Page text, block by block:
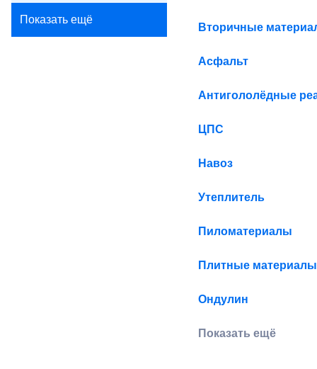
Показать ещё
Вторичные
Асфальт
Антигололёдные
ЦПС
Навоз
Утеплитель
Пиломатериалы
Плитные материалы
Ондулин
Показать ещё